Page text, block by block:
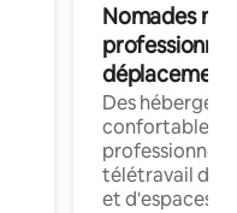
Nomades
déplacement
Des
confortables
professionnels
télétravail
et d'espaces